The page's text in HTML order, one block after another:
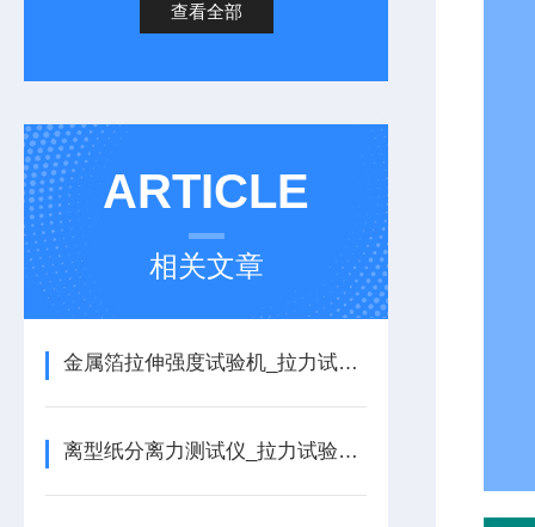
查看全部
ARTICLE
相关文章
金属箔拉伸强度试验机_拉力试验机的详细介绍
离型纸分离力测试仪_拉力试验机的详细介绍